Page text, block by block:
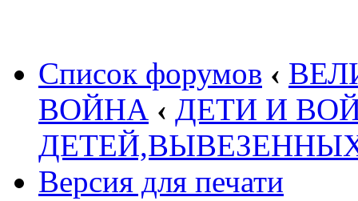
Список форумов ‹
ВОЙНА ‹ ДЕТИ И
Версия для печати